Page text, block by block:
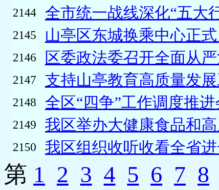
2144 全市统一战线深化“五大
2145 山亭区东城换乘中心正
2146 区委政法委召开全面从
2147 支持山亭教育高质量发
2148 全区“四争”工作调度推
2149 我区举办大健康食品和
2150 我区组织收听收看全省
第 1 2 3 4 5 6 7 8